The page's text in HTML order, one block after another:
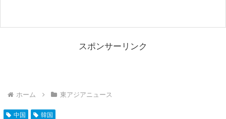
スポンサーリンク
ホーム 東アジアニュース
中国 韓国